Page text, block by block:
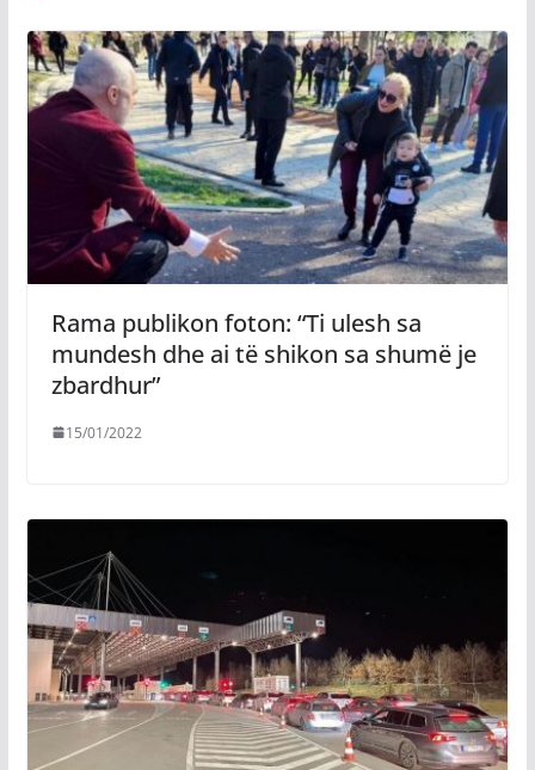
Rama publikon foton: “Ti ulesh sa
mundesh dhe ai të shikon sa shumë je
zbardhur”
15/01/2022